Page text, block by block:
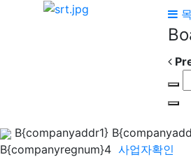
B{companyaddr1}
B{companyregnum}4 사업자확인